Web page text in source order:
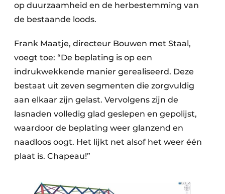
op duurzaamheid en de herbestemming van
de bestaande loods.
Frank Maatje, directeur Bouwen met Staal,
voegt toe: “De beplating is op een
indrukwekkende manier gerealiseerd. Deze
bestaat uit zeven segmenten die zorgvuldig
aan elkaar zijn gelast. Vervolgens zijn de
lasnaden volledig glad geslepen en gepolijst,
waardoor de beplating weer glanzend en
naadloos oogt. Het lijkt net alsof het weer één
plaat is. Chapeau!”